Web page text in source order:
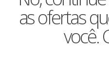
as ofertas
você.